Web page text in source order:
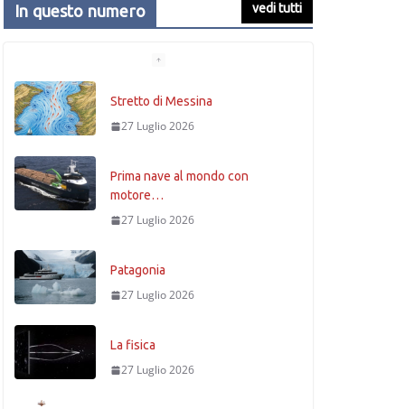
In questo numero vedi tutti
Stretto di Messina
27 Luglio 2026
Prima nave al mondo con
motore…
27 Luglio 2026
Patagonia
27 Luglio 2026
La fisica
27 Luglio 2026